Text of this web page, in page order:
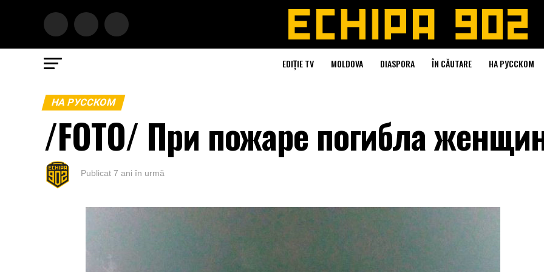
EDIȚIE TV MOLDOVA DIASPORA ÎN CĂUTARE НА РУССКОМ
НА РУССКОМ
/FOTO/ При пожаре погибла
Publicat 7 ani în urmă